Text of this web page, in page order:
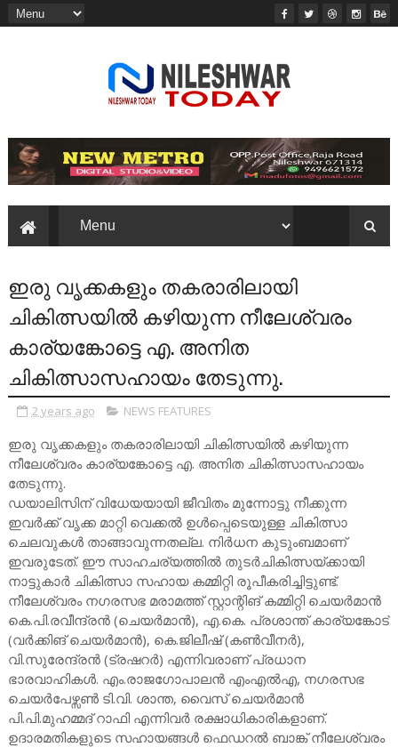
ഇരു വൃക്കകളും തകരാരിലായി
ചികിത്സയിൽ കഴിയുന്ന നീലേശ്വരം
കാര്യങ്കോട്ടെ എ. അനിത
ചികിത്സാസഹായം തേടുന്നു.
2 years ago NEWS FEATURES
ഇരു വൃക്കകളും തകരാരിലായി ചികിത്സയിൽ കഴിയുന്ന
നീലേശ്വരം കാര്യങ്കോട്ടെ എ. അനിത ചികിത്സാസഹായം
തേടുന്നു.
ഡയാലിസിന് വിധേയയായി ജീവിതം മുന്നോട്ടു നീക്കുന്ന
ഇവർക്ക് വൃക്ക മാറ്റി വെക്കൽ ഉൾപ്പെടെയുള്ള ചികിത്സാ
ചെലവുകൾ താങ്ങാവുന്നതല്ല. നിർധന കുടുംബമാണ്
ഇവരുടേത്. ഈ സാഹചര്യത്തിൽ തുടർചികിത്സയ്ക്കായി
നാട്ടുകാർ ചികിത്സാ സഹായ കമ്മിറ്റി രൂപീകരിച്ചിട്ടുണ്ട്.
നീലേശ്വരം നഗരസഭ മരാമത്ത് സ്റ്റാന്റിങ് കമ്മിറ്റി ചെയർമാൻ
കെ.പി.രവീന്ദ്രൻ (ചെയർമാൻ), എ.കെ. പ്രശാന്ത് കാര്യങ്കോട്
(വർക്കിങ് ചെയർമാൻ), കെ.ജിലീഷ് (കൺവീനർ),
വി.സുരേന്ദ്രൻ (ട്രഷറർ) എന്നിവരാണ് പ്രധാന
ഭാരവാഹികൾ. എം.രാജഗോപാലൻ എംഎൽഎ, നഗരസഭ
ചെയർപേഴ്സൺ ടി.വി. ശാന്ത, വൈസ് ചെയർമാൻ
പി.പി.മുഹമ്മദ് റാഫി എന്നിവർ രക്ഷാധികാരികളാണ്.
ഉദാരമതികളുടെ സഹായങ്ങൾ ഫെഡറൽ ബാങ്ക് നീലേശ്വരം